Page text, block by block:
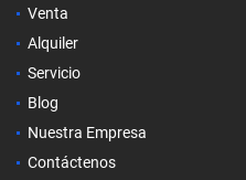
Venta
Alquiler
Servicio
Blog
Nuestra Empresa
Contáctenos